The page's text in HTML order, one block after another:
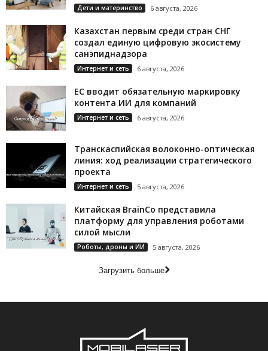
Дети и материнство 6 августа, 2026
Казахстан первым среди стран СНГ
создал единую цифровую экосистему
санэпиднадзора
Интернет и сеть 6 августа, 2026
ЕС вводит обязательную маркировку
контента ИИ для компаний
Интернет и сеть 6 августа, 2026
Транскаспийская волоконно-оптическая
линия: ход реализации стратегического
проекта
Интернет и сеть 5 августа, 2026
Китайская BrainCo представила
платформу для управления роботами
силой мысли
Роботы, дроны и ИИ 5 августа, 2026
Загрузить больше